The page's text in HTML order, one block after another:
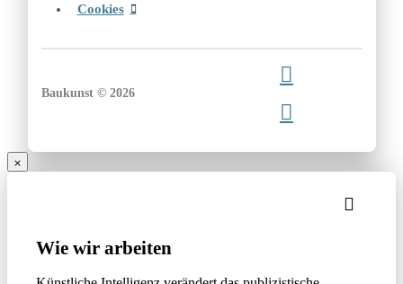
Cookies
Baukunst © 2026
Wie wir arbeiten